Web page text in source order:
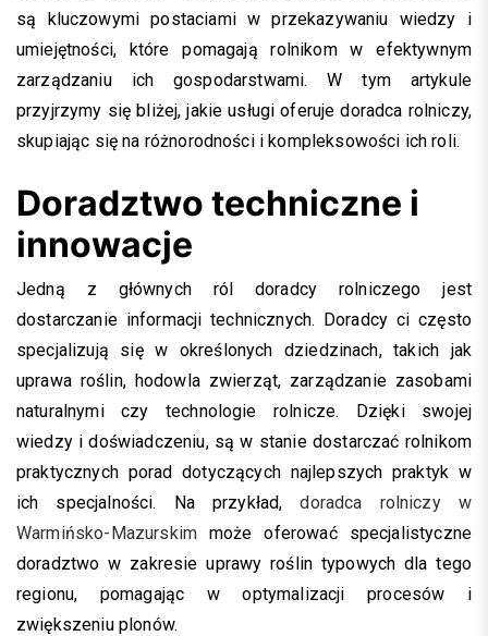
są kluczowymi postaciami w przekazywaniu wiedzy i
umiejętności, które pomagają rolnikom w efektywnym
zarządzaniu ich gospodarstwami. W tym artykule
przyjrzymy się bliżej, jakie usługi oferuje doradca rolniczy,
skupiając się na różnorodności i kompleksowości ich roli.
Doradztwo techniczne i
innowacje
Jedną z głównych ról doradcy rolniczego jest
dostarczanie informacji technicznych. Doradcy ci często
specjalizują się w określonych dziedzinach, takich jak
uprawa roślin, hodowla zwierząt, zarządzanie zasobami
naturalnymi czy technologie rolnicze. Dzięki swojej
wiedzy i doświadczeniu, są w stanie dostarczać rolnikom
praktycznych porad dotyczących najlepszych praktyk w
ich specjalności. Na przykład,
doradca rolniczy w
Warmińsko-Mazurskim może oferować specjalistyczne
doradztwo w zakresie uprawy roślin typowych dla tego
regionu, pomagając w optymalizacji procesów i
zwiększeniu plonów.